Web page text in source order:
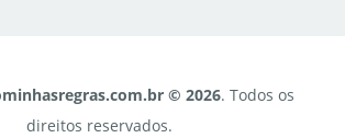
© 2026. Todos os
direitos reservados.